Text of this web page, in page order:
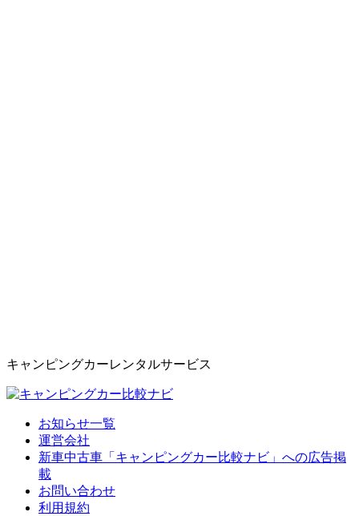
キャンピングカーレンタルサービス
お知らせ一覧
運営会社
新車中古車「キャンピングカー比較ナビ」への広告掲
載
お問い合わせ
利用規約